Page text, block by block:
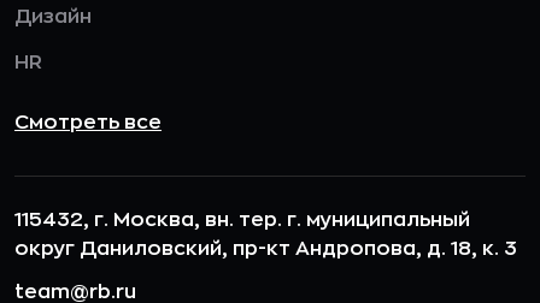
Дизайн
HR
Смотреть все
115432, г. Москва, вн. тер. г. муниципальный
округ Даниловский, пр-кт Андропова, д. 18, к. 3
team@rb.ru